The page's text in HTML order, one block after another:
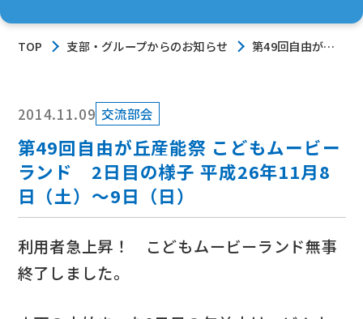
TOP 支部・グループからのお知らせ
第49回自由が丘
（日）
2014.11.09 交流部会
第49回自由が丘産能祭 こどもムービー
ランド 2日目の様子 平成26年11月8
日（土）～9日（日）
利用者急上昇！ こどもムービーランド無事
終了しました。